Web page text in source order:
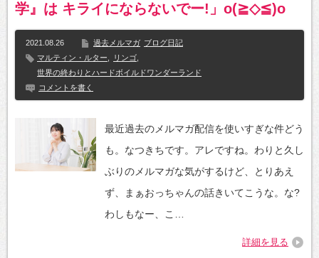
学』は キライにならないでー!」o(≧◇≦)o
2021.08.26 過去メルマガ ブログ日記
マルティン・ルター
リンゴ
世界の終わりとハードボイルドワンダーランド
コメントを書く
最近過去のメルマガ配信を使いすぎな件どう
も。なつきちです。アレですね。わりと久し
ぶりのメルマガな気がするけど、とりあえ
ず、まぁおっちゃんの話きいてこうな。な?
わしもなー、こ…
詳細を見る